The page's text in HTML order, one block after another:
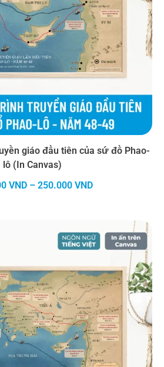
giáo đầu tiên của sứ đồ Phao-
lô (In Canvas)
VND – 250.000 VNDKhoảng
200.000 VND
đến
250.000 VND